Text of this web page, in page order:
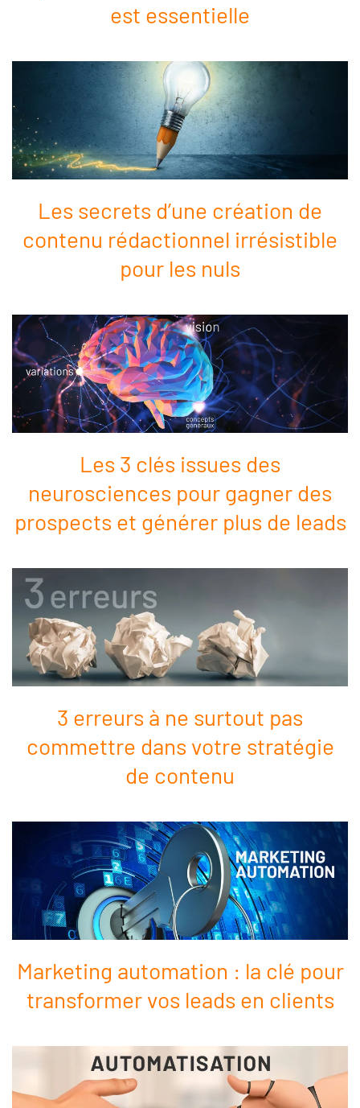
est essentielle
Les secrets d’une création de
contenu rédactionnel irrésistible
pour les nuls
Les 3 clés issues des
neurosciences pour gagner des
prospects et générer plus de leads
3 erreurs à ne surtout pas
commettre dans votre stratégie
de contenu
Marketing automation : la clé pour
transformer vos leads en clients